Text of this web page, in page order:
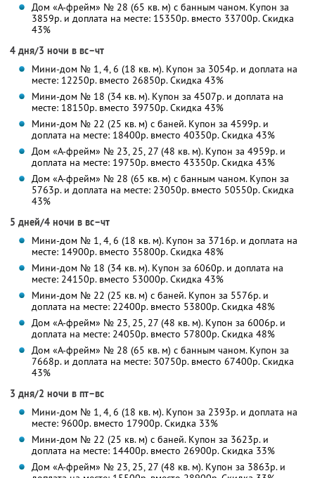
Дом «А-фрейм» № 28 (65 кв. м) с банным чаном. Купон за
3859р. и доплата на месте: 15350р. вместо 33700р. Скидка
43%
4 дня/3 ночи в вс–чт
Мини-дом № 1, 4, 6 (18 кв. м). Купон за 3054р. и доплата на
месте: 12250р. вместо 26850р. Скидка 43%
Мини-дом № 18 (34 кв. м). Купон за 4507р. и доплата на
месте: 18150р. вместо 39750р. Скидка 43%
Мини-дом № 22 (25 кв. м) с баней. Купон за 4599р. и
доплата на месте: 18400р. вместо 40350р. Скидка 43%
Дом «А-фрейм» № 23, 25, 27 (48 кв. м). Купон за 4959р. и
доплата на месте: 19750р. вместо 43350р. Скидка 43%
Дом «А-фрейм» № 28 (65 кв. м) с банным чаном. Купон за
5763р. и доплата на месте: 23050р. вместо 50550р. Скидка
43%
5 дней/4 ночи в вс–чт
Мини-дом № 1, 4, 6 (18 кв. м). Купон за 3716р. и доплата на
месте: 14900р. вместо 35800р. Скидка 48%
Мини-дом № 18 (34 кв. м). Купон за 6060р. и доплата на
месте: 24150р. вместо 53000р. Скидка 43%
Мини-дом № 22 (25 кв. м) с баней. Купон за 5576р. и
доплата на месте: 22400р. вместо 53800р. Скидка 48%
Дом «А-фрейм» № 23, 25, 27 (48 кв. м). Купон за 6006р. и
доплата на месте: 24050р. вместо 57800р. Скидка 48%
Дом «А-фрейм» № 28 (65 кв. м) с банным чаном. Купон за
7668р. и доплата на месте: 30750р. вместо 67400р. Скидка
43%
3 дня/2 ночи в пт–вс
Мини-дом № 1, 4, 6 (18 кв. м). Купон за 2393р. и доплата на
месте: 9600р. вместо 17900р. Скидка 33%
Мини-дом № 22 (25 кв. м) с баней. Купон за 3623р. и
доплата на месте: 14400р. вместо 26900р. Скидка 33%
Дом «А-фрейм» № 23, 25, 27 (48 кв. м). Купон за 3863р. и